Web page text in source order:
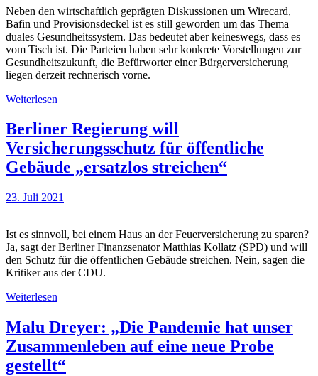
Neben den wirtschaftlich geprägten Diskussionen um Wirecard,
Bafin und Provisionsdeckel ist es still geworden um das Thema
duales Gesundheitssystem. Das bedeutet aber keineswegs, dass es
vom Tisch ist. Die Parteien haben sehr konkrete Vorstellungen zur
Gesundheitszukunft, die Befürworter einer Bürgerversicherung
liegen derzeit rechnerisch vorne.
Weiterlesen
Berliner Regierung will
Versicherungsschutz für öffentliche
Gebäude „ersatzlos streichen“
23. Juli 2021
Ist es sinnvoll, bei einem Haus an der Feuerversicherung zu sparen?
Ja, sagt der Berliner Finanzsenator Matthias Kollatz (SPD) und will
den Schutz für die öffentlichen Gebäude streichen. Nein, sagen die
Kritiker aus der CDU.
Weiterlesen
Malu Dreyer: „Die Pandemie hat unser
Zusammenleben auf eine neue Probe
gestellt“